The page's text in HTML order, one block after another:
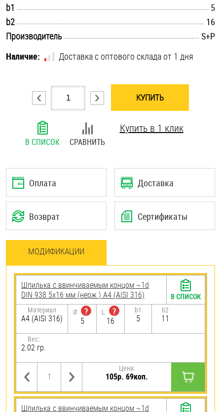
Хомуты
Шайбы
Шпильки
Штифты и пальцы
b1
5
b2
16
Производитель
S+P
Наличие:
Доставка с оптового склада от 1 дня
КУПИТЬ
В СПИСОК СРАВНИТЬ
Купить в 1 клик
Оплата Доставка
Возврат Сертификаты
МОДИФИКАЦИИ
Шпилька c ввинчиваемым концом ~1d
DIN 938 5х16 мм (нерж.) A4 (AISI 316)
Материал
A4 (AISI 316)
Ø
?
5
L
?
16
b1
5
b2
11
Вес:
2.02 гр.
Цена:
105р. 69коп.
В СПИСОК
Шпилька c ввинчиваемым концом ~1d